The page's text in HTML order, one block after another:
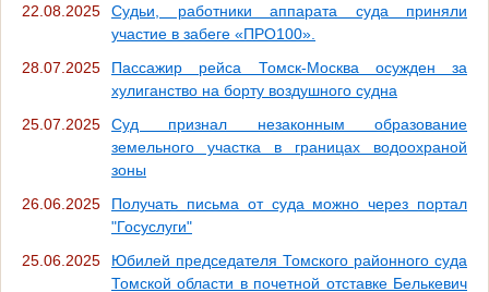
22.08.2025
Судьи, работники аппарата суда приняли
участие в забеге «ПРО100».
28.07.2025
Пассажир рейса Томск-Москва осужден за
хулиганство на борту воздушного судна
25.07.2025
Суд признал незаконным образование
земельного участка в границах водоохраной
зоны
26.06.2025
Получать письма от суда можно через портал
"Госуслуги"
25.06.2025
Юбилей председателя Томского районного суда
Томской области в почетной отставке Белькевич